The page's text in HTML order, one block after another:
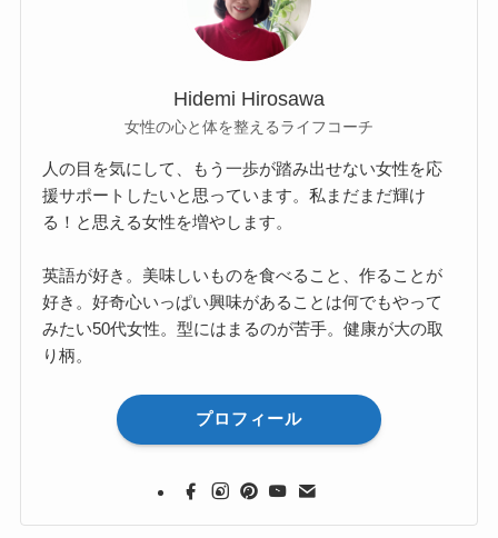
Hidemi Hirosawa
女性の心と体を整えるライフコーチ
人の目を気にして、もう一歩が踏み出せない女性を応
援サポートしたいと思っています。私まだまだ輝け
る！と思える女性を増やします。
英語が好き。美味しいものを食べること、作ることが
好き。好奇心いっぱい興味があることは何でもやって
みたい50代女性。型にはまるのが苦手。健康が大の取
り柄。
プロフィール